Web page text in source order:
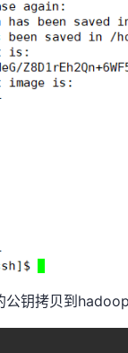
公钥拷贝到